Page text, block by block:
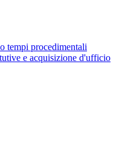
tempi procedimentali
e acquisizione d'ufficio